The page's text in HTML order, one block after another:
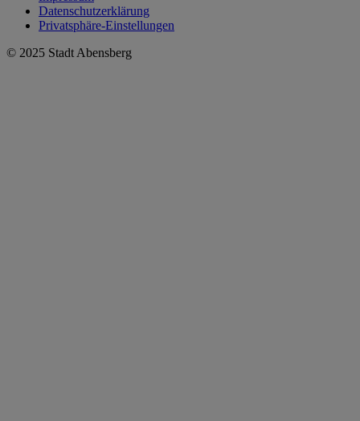
Datenschutzerklärung
Privatsphäre-Einstellungen
© 2025 Stadt Abensberg